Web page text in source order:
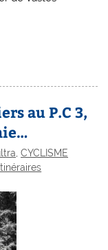
au P.C 3,
,CYCLISME